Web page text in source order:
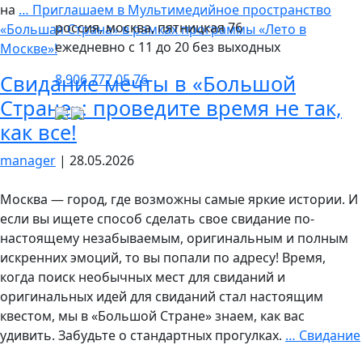
россия, москва, пятницкая 76
ежедневно с 11 до 20 без выходных
8 906 777 05 76
на … Приглашаем в Мультимедийное пространство
«Большая Страна» в рамках программы «Лето в
Москве»!
Свидание мечты в «Большой
Стране»: проведите время не так,
как все!
manager | 28.05.2026
Москва — город, где возможны самые яркие истории. И
если вы ищете способ сделать свое свидание по-
настоящему незабываемым, оригинальным и полным
искренних эмоций, то вы попали по адресу! Время,
когда поиск необычных мест для свиданий и
оригинальных идей для свиданий стал настоящим
квестом, мы в «Большой Стране» знаем, как вас
удивить. Забудьте о стандартных прогулках. … Свидание